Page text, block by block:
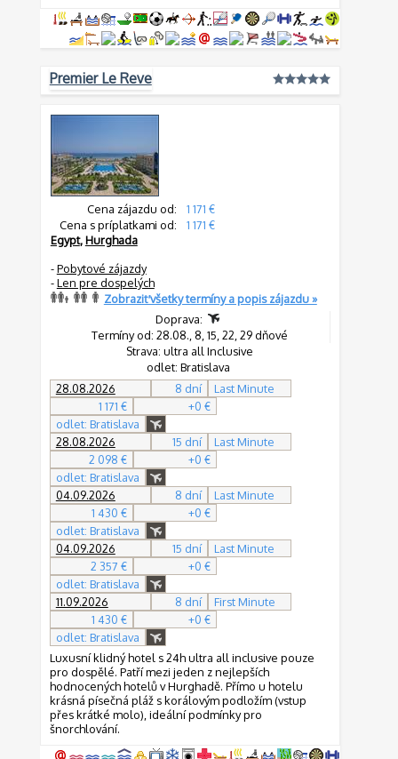
Premier Le Reve
Cena zájazdu od:
1 171 €
Cena s príplatkami od:
1 171 €
Egypt,Hurghada
-Pobytové zájazdy
-Len pre dospelých
Zobraziť všetky termíny a popis zájazdu »
Doprava:
Termíny od: 28.08., 8, 15, 22, 29 dňové
Strava: ultra all Inclusive
odlet: Bratislava
28.08.2026
8 dní
Last Minute
1 171 €
+0 €
odlet: Bratislava
28.08.2026
15 dní
Last Minute
2 098 €
+0 €
odlet: Bratislava
04.09.2026
8 dní
Last Minute
1 430 €
+0 €
odlet: Bratislava
04.09.2026
15 dní
Last Minute
2 357 €
+0 €
odlet: Bratislava
11.09.2026
8 dní
First Minute
1 430 €
+0 €
odlet: Bratislava
Luxusní klidný hotel s 24h ultra all inclusive pouze
pro dospělé. Patří mezi jeden z nejlepších
hodnocených hotelů v Hurghadě. Přímo u hotelu
krásná písečná pláž s korálovým podložím (vstup
přes krátké molo), ideální podmínky pro
šnorchlování.